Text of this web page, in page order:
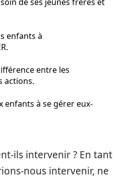
enfants à
entre les
actions.
enfants à se gérer eux-
ils intervenir ? En tant
nous intervenir, ne